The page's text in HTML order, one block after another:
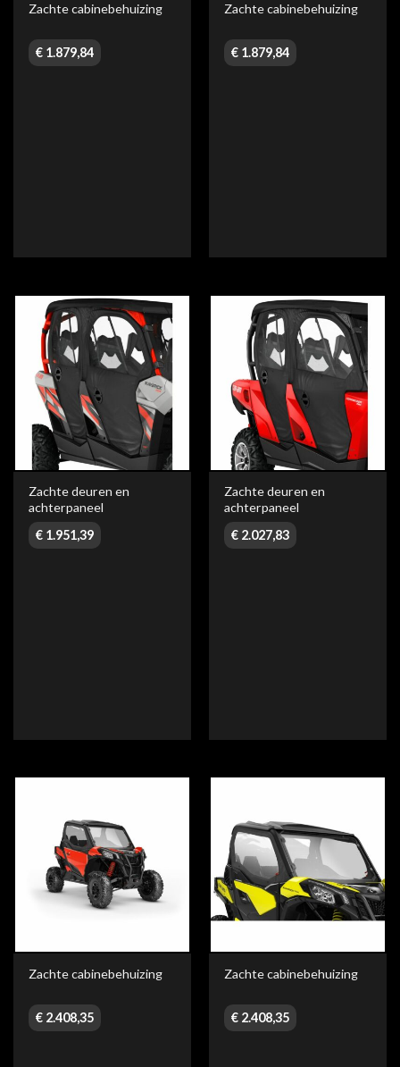
Zachte cabinebehuizing
€1.879,84
Zachte cabinebehuizing
€1.879,84
Zachte deuren en
achterpaneel
€1.951,39
Zachte deuren en
achterpaneel
€2.027,83
Zachte cabinebehuizing
€2.408,35
Zachte cabinebehuizing
€2.408,35